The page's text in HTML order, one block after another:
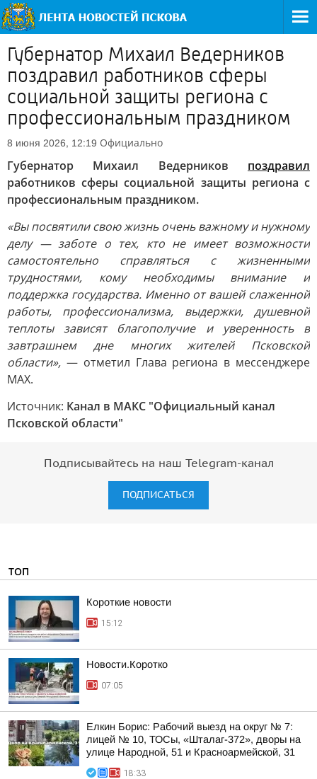
Губернатор Михаил Ведерников
поздравил работников сферы
социальной защиты региона с
профессиональным праздником
8 июня 2026, 12:19 Официально
Губернатор Михаил Ведерников поздравил
работников сферы социальной защиты региона с
профессиональным праздником.
«Вы посвятили свою жизнь очень важному и нужному
делу — заботе о тех, кто не имеет возможности
самостоятельно справляться с жизненными
трудностями, кому необходимы внимание и
поддержка государства. Именно от вашей слаженной
работы, профессионализма, выдержки, душевной
теплоты зависят благополучие и уверенность в
завтрашнем дне многих жителей Псковской
области», — отметил Глава региона в мессенджере
МАХ.
Источник: Канал в МАКС "Официальный канал
Псковской области"
Подписывайтесь на наш Telegram-канал
ПОДПИСАТЬСЯ
ТОП
Короткие новости
15:12
Новости.Коротко
07:05
Елкин Борис: Рабочий выезд на округ № 7:
лицей № 10, ТОСы, «Шталаг-372», дворы на
улице Народной, 51 и Красноармейской, 31
18:33